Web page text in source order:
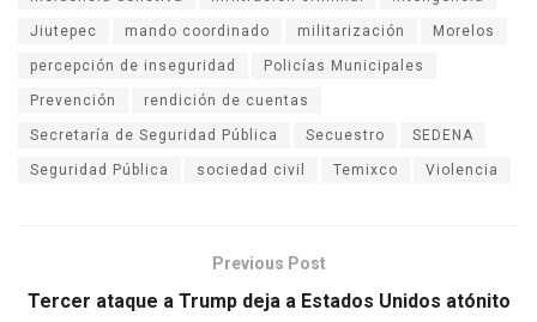
Jiutepec mando coordinado militarización Morelos
percepción de inseguridad Policías Municipales
Prevención rendición de cuentas
Secretaría de Seguridad Pública Secuestro SEDENA
Seguridad Pública sociedad civil Temixco Violencia
Previous Post
Tercer ataque a Trump deja a Estados Unidos atónito